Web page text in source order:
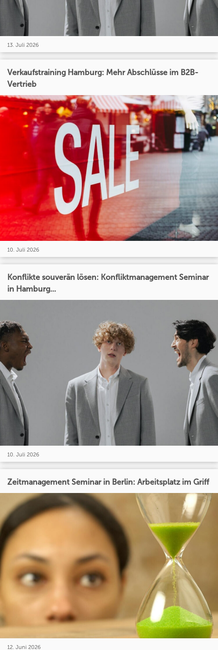
13. Juli 2026
Verkaufstraining Hamburg: Mehr Abschlüsse im B2B-
Vertrieb
10. Juli 2026
Konflikte souverän lösen: Konfliktmanagement Seminar
in Hamburg...
10. Juli 2026
Zeitmanagement Seminar in Berlin: Arbeitsplatz im Griff
12. Juni 2026